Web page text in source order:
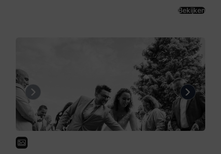
Bekijken
Previous Next